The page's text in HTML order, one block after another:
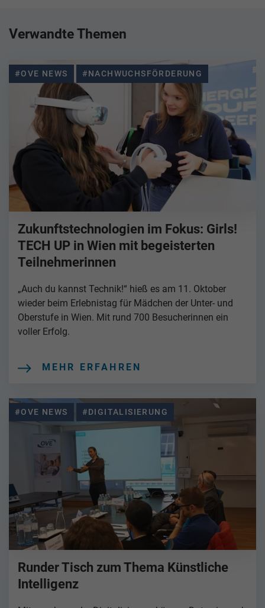
Verwandte Themen
#OVE NEWS #NACHWUCHSFÖRDERUNG
Zukunftstechnologien im Fokus: Girls!
TECH UP in Wien mit begeisterten
Teilnehmerinnen
„Auch du kannst Technik!“ hieß es am 11. Oktober
wieder beim Erlebnistag für Mädchen der Unter- und
Oberstufe in Wien. Mit rund 700 Besucherinnen ein
voller Erfolg.
MEHR ERFAHREN
#OVE NEWS #DIGITALISIERUNG
Runder Tisch zum Thema Künstliche
Intelligenz